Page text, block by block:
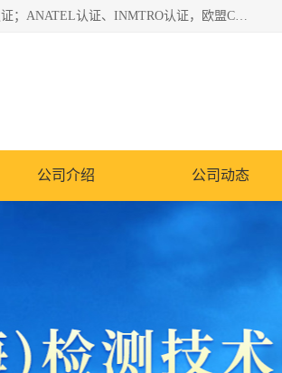
*是一家的测试、评估、检查与认机构，主要从事巴西NR10认证、NR12认证、NR13认证；ANATEL认证、INMTRO认证，欧盟CE认证：MD认证，PED认证，MID认证，ATEX认证，德国蓝色天使认证。
公司介绍 公司动态